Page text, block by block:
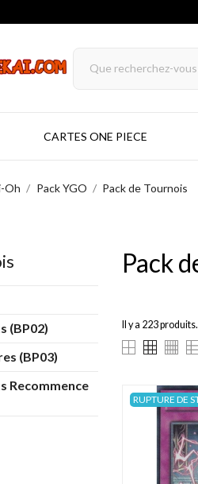
CARTES ONE PIECE
Oh Pack YGO Pack de Tournois
(BP02)
(BP03)
Recommence
Pack
Il y a 223 produits.
RUPTURE DE